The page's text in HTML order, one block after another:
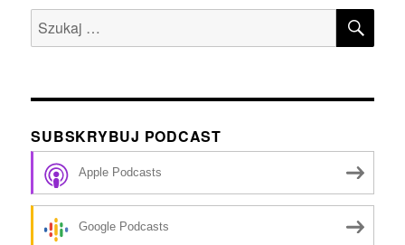
Szukaj:
SUBSKRYBUJ PODCAST
Apple Podcasts
Google Podcasts